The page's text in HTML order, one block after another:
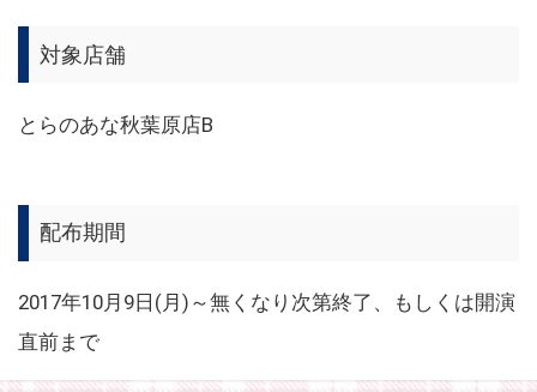
対象店舗
とらのあな秋葉原店B
配布期間
2017年10月9日(月)～無くなり次第終了、もしくは開演
直前まで